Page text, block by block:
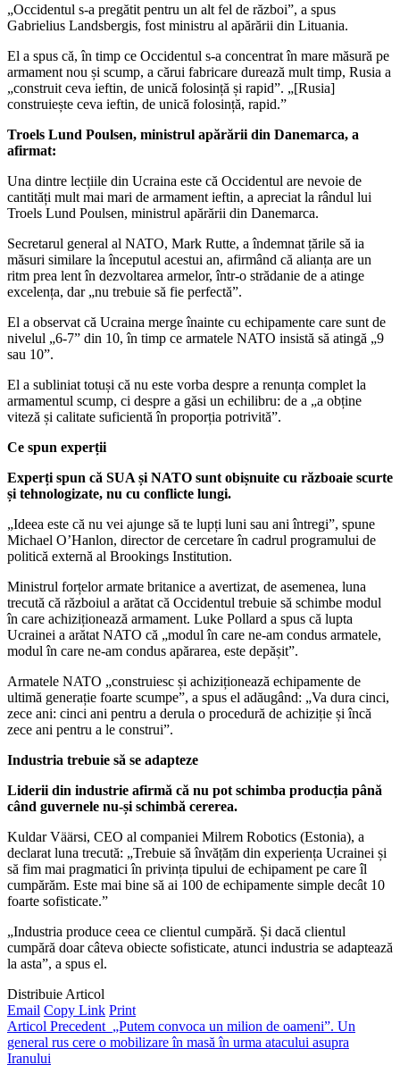
„Occidentul s-a pregătit pentru un alt fel de război”, a spus
Gabrielius Landsbergis, fost ministru al apărării din Lituania.
El a spus că, în timp ce Occidentul s-a concentrat în mare măsură pe
armament nou și scump, a cărui fabricare durează mult timp, Rusia a
„construit ceva ieftin, de unică folosință și rapid”. „[Rusia]
construiește ceva ieftin, de unică folosință, rapid.”
Troels Lund Poulsen, ministrul apărării din Danemarca, a
afirmat:
Una dintre lecțiile din Ucraina este că Occidentul are nevoie de
cantități mult mai mari de armament ieftin, a apreciat la rândul lui
Troels Lund Poulsen, ministrul apărării din Danemarca.
Secretarul general al NATO, Mark Rutte, a îndemnat țările să ia
măsuri similare la începutul acestui an, afirmând că alianța are un
ritm prea lent în dezvoltarea armelor, într-o strădanie de a atinge
excelența, dar „nu trebuie să fie perfectă”.
El a observat că Ucraina merge înainte cu echipamente care sunt de
nivelul „6-7” din 10, în timp ce armatele NATO insistă să atingă „9
sau 10”.
El a subliniat totuși că nu este vorba despre a renunța complet la
armamentul scump, ci despre a găsi un echilibru: de a „a obține
viteză și calitate suficientă în proporția potrivită”.
Ce spun experții
Experți spun că SUA și NATO sunt obișnuite cu războaie scurte
și tehnologizate, nu cu conflicte lungi.
„Ideea este că nu vei ajunge să te lupți luni sau ani întregi”, spune
Michael O’Hanlon, director de cercetare în cadrul programului de
politică externă al Brookings Institution.
Ministrul forțelor armate britanice a avertizat, de asemenea, luna
trecută că războiul a arătat că Occidentul trebuie să schimbe modul
în care achiziționează armament. Luke Pollard a spus că lupta
Ucrainei a arătat NATO că „modul în care ne-am condus armatele,
modul în care ne-am condus apărarea, este depășit”.
Armatele NATO „construiesc și achiziționează echipamente de
ultimă generație foarte scumpe”, a spus el adăugând: „Va dura cinci,
zece ani: cinci ani pentru a derula o procedură de achiziție și încă
zece ani pentru a le construi”.
Industria trebuie să se adapteze
Liderii din industrie afirmă că nu pot schimba producția până
când guvernele nu-și schimbă cererea.
Kuldar Väärsi, CEO al companiei Milrem Robotics (Estonia), a
declarat luna trecută: „Trebuie să învățăm din experiența Ucrainei și
să fim mai pragmatici în privința tipului de echipament pe care îl
cumpărăm. Este mai bine să ai 100 de echipamente simple decât 10
foarte sofisticate.”
„Industria produce ceea ce clientul cumpără. Și dacă clientul
cumpără doar câteva obiecte sofisticate, atunci industria se adaptează
la asta”, a spus el.
Distribuie Articol
Email Copy Link Print
Articol Precedent „Putem convoca un milion de oameni”. Un
general rus cere o mobilizare în masă în urma atacului asupra
Iranului